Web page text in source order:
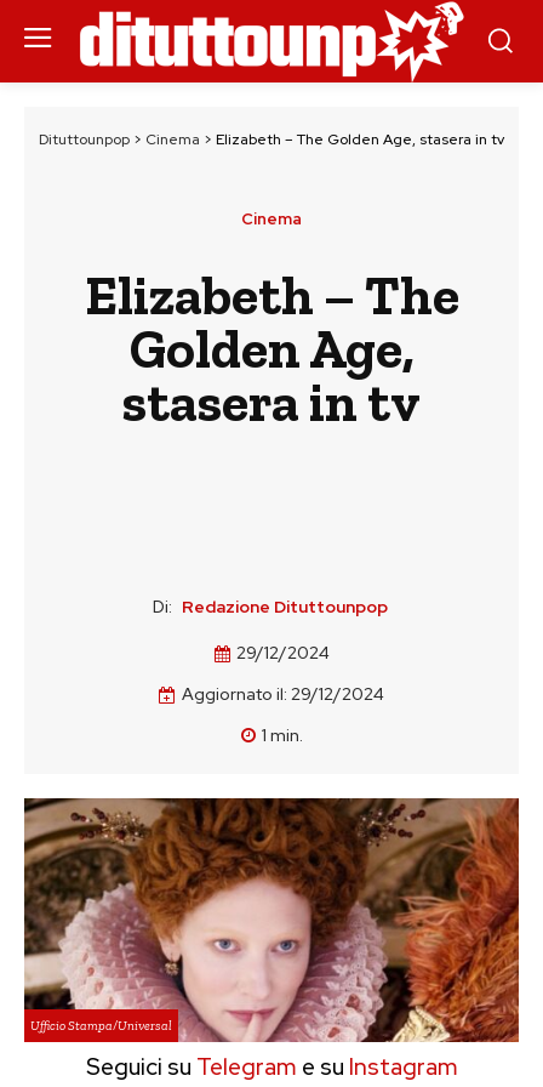
Dituttounpop > Cinema > Elizabeth – The Golden Age, stasera in tv
Cinema
Elizabeth – The
Golden Age,
stasera in tv
Di: Redazione Dituttounpop
29/12/2024
Aggiornato il: 29/12/2024
1 min.
Ufficio Stampa/Universal
Seguici su Telegram e su Instagram